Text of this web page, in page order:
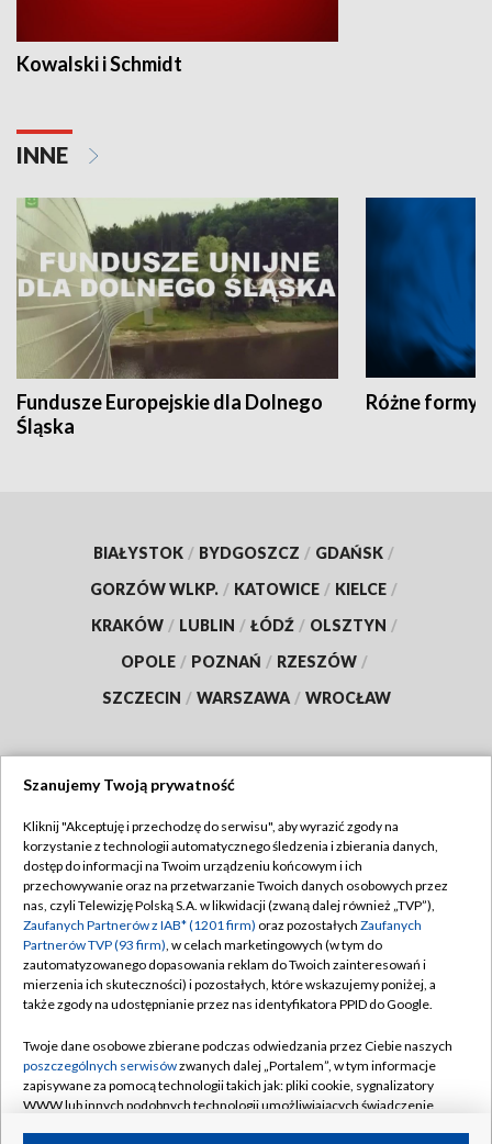
Kowalski i Schmidt
INNE
Fundusze Europejskie dla Dolnego
Śląska
Różne formy
BIAŁYSTOK / BYDGOSZCZ / GDAŃSK /
GORZÓW WLKP. / KATOWICE / KIELCE /
KRAKÓW / LUBLIN / ŁÓDŹ / OLSZTYN /
OPOLE / POZNAŃ / RZESZÓW /
SZCZECIN / WARSZAWA / WROCŁAW
TVP
Abonament TVP
Emisja w TVP
Centrum informacji TVP
Naziemna Telewizja Cyfrowa
Rada Programowa
System NOS
Informacje o nadawcy
Regulamin TVP
Polityka prywatności
Moje zgody
Pomoc
Kontakt
Kanały
Szanujemy Twoją prywatność
Kliknij "Akceptuję i przechodzę do serwisu", aby wyrazić zgody na
korzystanie z technologii automatycznego śledzenia i zbierania danych,
dostęp do informacji na Twoim urządzeniu końcowym i ich
przechowywanie oraz na przetwarzanie Twoich danych osobowych przez
nas, czyli Telewizję Polską S.A. w likwidacji (zwaną dalej również „TVP”),
Zaufanych Partnerów z IAB* (1201 firm) oraz pozostałych Zaufanych
Partnerów TVP (93 firm), w celach marketingowych (w tym do
zautomatyzowanego dopasowania reklam do Twoich zainteresowań i
mierzenia ich skuteczności) i pozostałych, które wskazujemy poniżej, a
także zgody na udostępnianie przez nas identyfikatora PPID do Google.
Twoje dane osobowe zbierane podczas odwiedzania przez Ciebie naszych
poszczególnych serwisówzwanych dalej „Portalem”, w tym informacje
zapisywane za pomocą technologii takich jak: pliki cookie, sygnalizatory
WWW lub innych podobnych technologii umożliwiających świadczenie